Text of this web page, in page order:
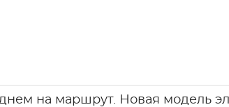
на маршрут. Новая модель